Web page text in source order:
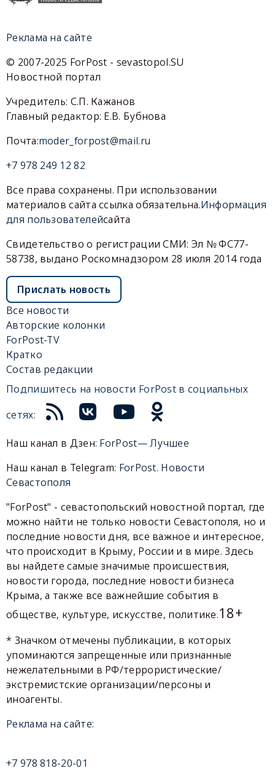
Реклама на сайте
© 2007-2025 ForPost - sevastopol.SU
Новостной портал
Учредитель: С.П. Кажанов
Главный редактор: Е.В. Бубнова
Почта:moder_forpost@mail.ru
+7 978 249 12 82
Все права сохранены. При использовании
материалов сайта ссылка обязательна.Информация
для пользователейсайта
Свидетельство о регистрации СМИ: Эл № ФС77-
58738, выдано Роскомнадзором 28 июля 2014 года
Прислать новость
Все новости
Авторские колонки
ForPost-TV
Кратко
Состав редакции
Подпишитесь на новости ForPost в социальных
сетях:
Наш канал в Дзен: ForPost— Лучшее
Наш канал в Telegram: ForPost. Новости
Севастополя
"ForPost" - севастопольский новостной портал, где
можно найти не только новости Севастополя, но и
последние новости дня, все важное и интересное,
что происходит в Крыму, России и в мире. Здесь
вы найдете самые значимые происшествия,
новости города, последние новости бизнеса
Крыма, а также все важнейшие события в
обществе, культуре, искусстве, политике.18+
* Значком отмечены публикации, в которых
упоминаются запрещенные или признанные
нежелательными в РФ/террористические/
экстремистские организации/персоны и
иноагенты.
Реклама на сайте:
+7 978 818-20-01